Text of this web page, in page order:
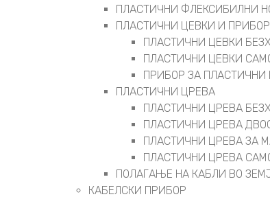
ПЛАСТИЧНИ ФЛЕКСИБИЛНИ
ПЛАСТИЧНИ ЦЕВКИ И ПРИБОР
ПЛАСТИЧНИ ЦЕВКИ
ПЛАСТИЧНИ ЦЕВКИ
ПРИБОР ЗА ПЛАСТИЧНИ
ПЛАСТИЧНИ ЦРЕВА
ПЛАСТИЧНИ ЦРЕВА
ПЛАСТИЧНИ ЦРЕВА
ПЛАСТИЧНИ ЦРЕВА ЗА
ПЛАСТИЧНИ ЦРЕВА
ПОЛАГАЊЕ НА КАБЛИ ВО
КАБЕЛСКИ ПРИБОР